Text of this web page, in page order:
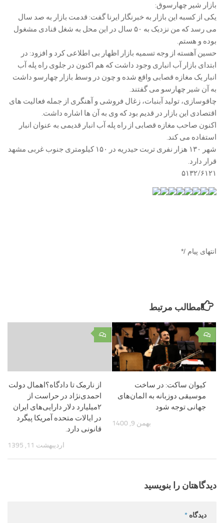
بازار شیر چهارسوق:
یکی از کسبه این بازار به خبرنگار ایرنا گفت: قدمت بازار به صد سال
می رسد که من نزدیک به ۵۰ سال در این محل به شغل قنادی مشغول
بوده و هستم.
حسین آهسته از وجه تسمیه بازار اظهار بی اطلاعی کرد و افزود: در
ابتدای بازار آب انباری وجود داشت که هم اکنون در جلوی راه پله آب
انبار یک مغازه قصابی واقع شده و چون در وسط بازار چهارسو داشت
به آن شیر چهارسو می گفتند.
چاقوسازی، تولید آبنبات، زغال فروشی و آهنگری از جمله فعالیت های
اقتصادی این بازار در قدیم بود که وی به آن ها اشاره داشت.
اکنون صاحب مغازه قصابی از راه پله آب انبار قدیمی به عنوان انبار
استفاده می کند.
شهر ۱۳۰ هزار نفری تربت حیدریه در ۱۵۰ کیلومتری جنوب غربی مشهد
قرار دارد.
۵۱۳۲/۶۱۲۱
انتهای پیام /*
مطالب مرتبط
۰
از نارمک تا دادگاه؟اهمال دولت
احمدی‌نژاد در حراست از
۲میلیارد دلار دارایی‌های ایران
در ایالات متحده آمریکا پیگرد
قانونی دارد.
اردیبهشت 11, 1395
۰
کیوان ساکت: در ساخت
موسیقی دوزبانه به المان‌های
جهانی توجه شود
بهمن 9, 1400
دیدگاهتان را بنویسید
دیدگاه *